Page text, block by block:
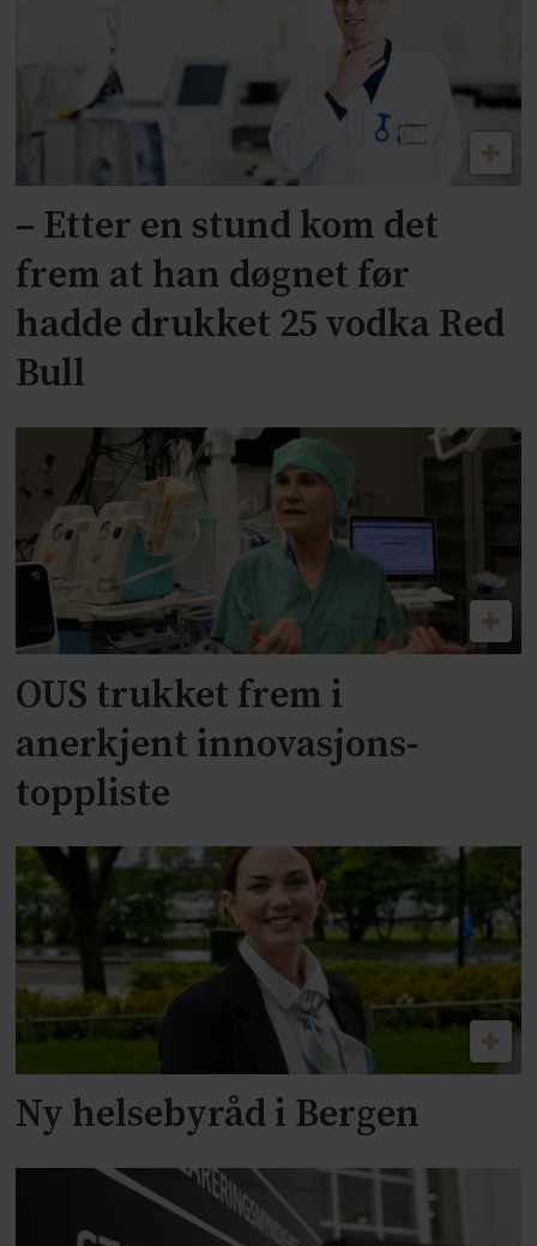
– Etter en stund kom det
frem at han døgnet før
hadde drukket 25 vodka Red
Bull
OUS trukket frem i
anerkjent innovasjons-
toppliste
Ny helsebyråd i Bergen